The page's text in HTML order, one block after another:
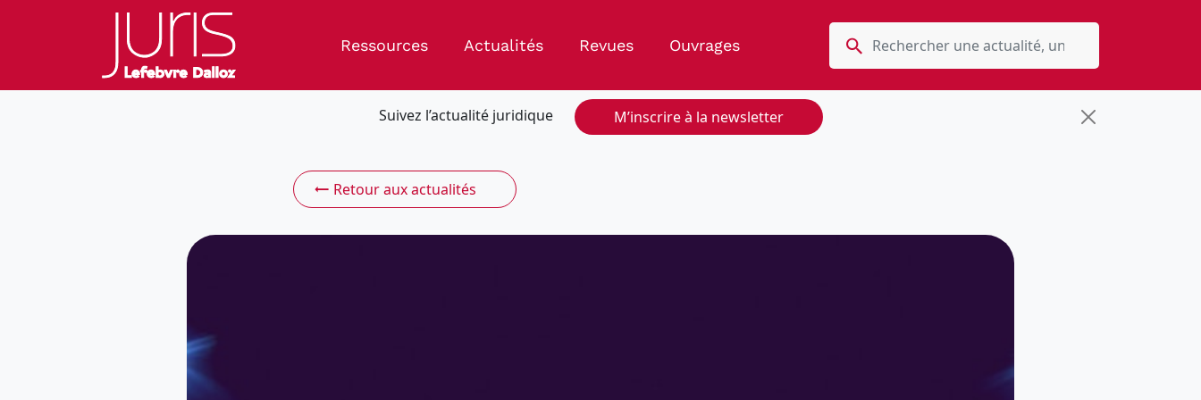
Ressources Actualités Revues Ouvrages
Suivez l’actualité juridique M’inscrire à la newsletter
Retour aux actualités